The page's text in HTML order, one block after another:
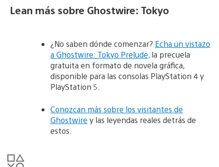
Lean más sobre Ghostwire: Tokyo
¿No saben dónde comenzar? Echa un vistazo
a Ghostwire: Tokyo Prelude, la precuela
gratuita en formato de novela gráfica,
disponible para las consolas PlayStation 4 y
PlayStation 5.
Conozcan más sobre los visitantes de
Ghostwire y las leyendas reales detrás de
estos.